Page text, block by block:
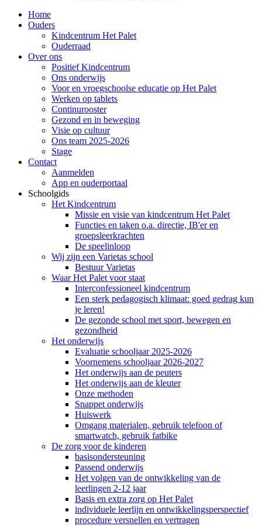
Home
Ouders
Kindcentrum Het Palet
Ouderraad
Over ons
Positief Kindcentrum
Ons onderwijs
Voor en vroegschoolse educatie op Het Palet
Werken op tablets
Continurooster
Gezond en in beweging
Visie op cultuur
Ons team 2025-2026
Stage
Contact
Aanmelden
App en ouderportaal
Schoolgids
Het Kindcentrum
Missie en visie van kindcentrum Het Palet
Functies en taken o.a. directie, IB'er en
groepsleerkrachten
De speelinloop
Wij zijn een Varietas school
Bestuur Varietas
Waar Het Palet voor staat
Interconfessioneel kindcentrum
Een sterk pedagogisch klimaat: goed gedrag kun
je leren!
De gezonde school met sport, bewegen en
gezondheid
Het onderwijs
Evaluatie schooljaar 2025-2026
Voornemens schooljaar 2026-2027
Het onderwijs aan de peuters
Het onderwijs aan de kleuter
Onze methoden
Snappet onderwijs
Huiswerk
Omgang materialen, gebruik telefoon of
smartwatch, gebruik fatbike
De zorg voor de kinderen
basisondersteuning
Passend onderwijs
Het volgen van de ontwikkeling van de
leerlingen 2-12 jaar
Basis en extra zorg op Het Palet
individuele leerlijn en ontwikkelingsperspectief
procedure versnellen en vertragen